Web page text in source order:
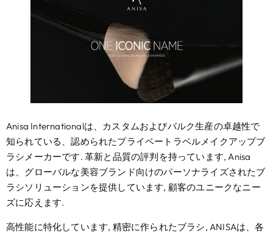
Anisa Internationalは、カスタムおよびバルク生産の卓越性で
知られている、認められたプライベートラベルメイクアップブ
ラシメーカーです. 革新と品質の評判を持っています, Anisa
は、グローバルな美容ブランド向けのパーソナライズされたブ
ラシソリューションを提供しています, 顧客のユニークなニー
ズに応えます.
高性能に特化しています, 精密に作られたブラシ, ANISAは、各